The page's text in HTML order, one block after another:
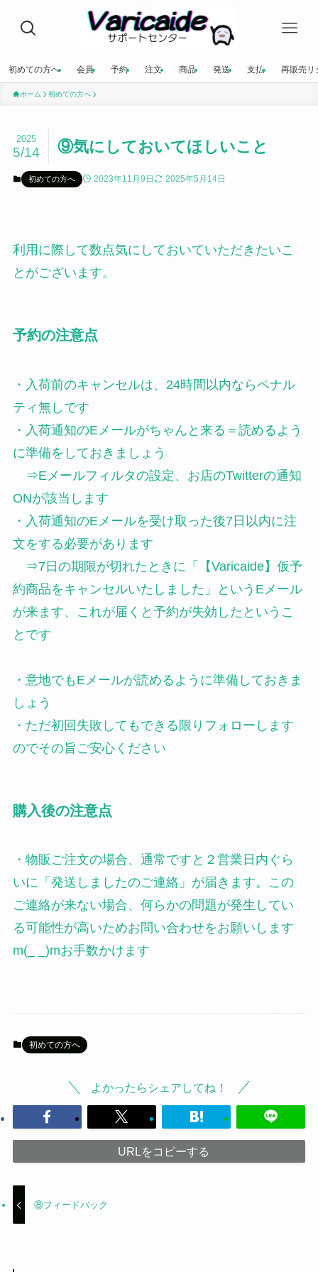
初めての方へ 会員 予約 注文 商品 発送 支払 再販売リ
ホーム 初めての方へ
⑨気にしておいてほしいこと
2025
5/14
初めての方へ 2023年11月9日 2025年5月14日
利用に際して数点気にしておいていただきたいこ
とがございます。
予約の注意点
・入荷前のキャンセルは、24時間以内ならペナル
ティ無しです
・入荷通知のEメールがちゃんと来る＝読めるよう
に準備をしておきましょう
⇒Eメールフィルタの設定、お店のTwitterの通知
ONが該当します
・入荷通知のEメールを受け取った後7日以内に注
文をする必要があります
⇒7日の期限が切れたときに「【Varicaide】仮予
約商品をキャンセルいたしました」というEメール
が来ます、これが届くと予約が失効したというこ
とです
・意地でもEメールが読めるように準備しておきま
しょう
・ただ初回失敗してもできる限りフォローします
のでその旨ご安心ください
購入後の注意点
・物販ご注文の場合、通常ですと２営業日内ぐら
いに「発送しましたのご連絡」が届きます。この
ご連絡が来ない場合、何らかの問題が発生してい
る可能性が高いためお問い合わせをお願いします
m(_ _)mお手数かけます
初めての方へ
よかったらシェアしてね！
URLをコピーする
⑧フィードバック